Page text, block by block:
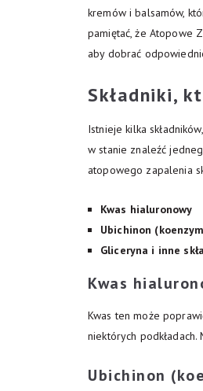
kremów i balsamów,
pamiętać, że Atopowe
aby dobrać
Składniki,
Istnieje kilka
w stanie znaleźć
atopowego zapalenia
Kwas hialuronowy
Ubichinon
Gliceryna i inne
Kwas
Kwas ten może
niektórych
Ubichinon